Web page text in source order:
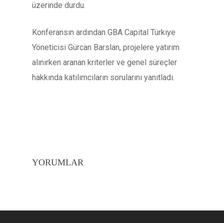
üzerinde durdu.
Konferansın ardından GBA Capital Türkiye
Yöneticisi Gürcan Barslan, projelere yatırım
alınırken aranan kriterler ve genel süreçler
hakkında katılımcıların sorularını yanıtladı.
YORUMLAR